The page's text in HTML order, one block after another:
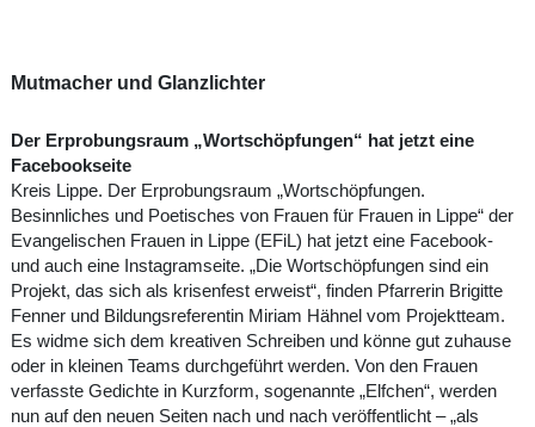
Mutmacher und Glanzlichter
Der Erprobungsraum „Wortschöpfungen“ hat jetzt eine
Facebookseite
Kreis Lippe. Der Erprobungsraum „Wortschöpfungen.
Besinnliches und Poetisches von Frauen für Frauen in Lippe“ der
Evangelischen Frauen in Lippe (EFiL) hat jetzt eine Facebook-
und auch eine Instagramseite. „Die Wortschöpfungen sind ein
Projekt, das sich als krisenfest erweist“, finden Pfarrerin Brigitte
Fenner und Bildungsreferentin Miriam Hähnel vom Projektteam.
Es widme sich dem kreativen Schreiben und könne gut zuhause
oder in kleinen Teams durchgeführt werden. Von den Frauen
verfasste Gedichte in Kurzform, sogenannte „Elfchen“, werden
nun auf den neuen Seiten nach und nach veröffentlicht – „als